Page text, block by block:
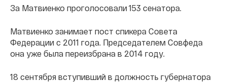
За Матвиенко проголосовали 153 сенатора.
Матвиенко занимает пост спикера Совета
Федерации с 2011 года. Председателем Совфеда
она уже была переизбрана в 2014 году.
18 сентября вступивший в должность губернатора